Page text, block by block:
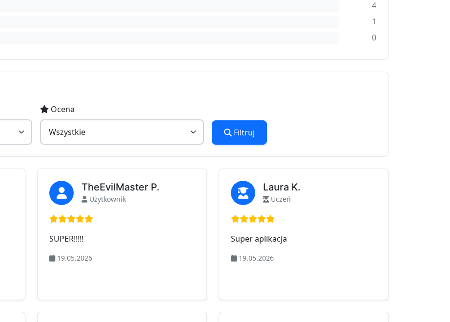
4
1
0
Ocena
Filtruj
TheEvilMaster P.
Użytkownik
Ocena: 5 na 5
SUPER!!!!!
19.05.2026
Laura K.
Uczeń
Ocena: 5 na 5
Super aplikacja
19.05.2026